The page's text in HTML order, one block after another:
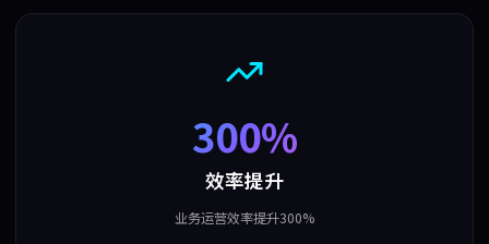
300%
效率提升
业务运营效率提升300%